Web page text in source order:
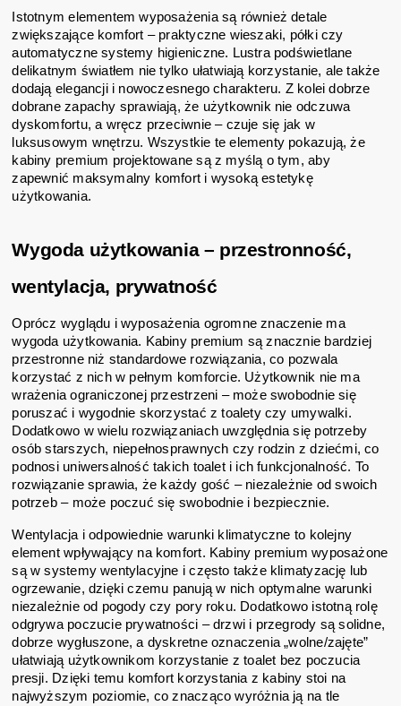
Istotnym elementem wyposażenia są również detale
zwiększające komfort – praktyczne wieszaki, półki czy
automatyczne systemy higieniczne. Lustra podświetlane
delikatnym światłem nie tylko ułatwiają korzystanie, ale także
dodają elegancji i nowoczesnego charakteru. Z kolei dobrze
dobrane zapachy sprawiają, że użytkownik nie odczuwa
dyskomfortu, a wręcz przeciwnie – czuje się jak w
luksusowym wnętrzu. Wszystkie te elementy pokazują, że
kabiny premium projektowane są z myślą o tym, aby
zapewnić maksymalny komfort i wysoką estetykę
użytkowania.
Wygoda użytkowania – przestronność,
wentylacja, prywatność
Oprócz wyglądu i wyposażenia ogromne znaczenie ma
wygoda użytkowania. Kabiny premium są znacznie bardziej
przestronne niż standardowe rozwiązania, co pozwala
korzystać z nich w pełnym komforcie. Użytkownik nie ma
wrażenia ograniczonej przestrzeni – może swobodnie się
poruszać i wygodnie skorzystać z toalety czy umywalki.
Dodatkowo w wielu rozwiązaniach uwzględnia się potrzeby
osób starszych, niepełnosprawnych czy rodzin z dziećmi, co
podnosi uniwersalność takich toalet i ich funkcjonalność. To
rozwiązanie sprawia, że każdy gość – niezależnie od swoich
potrzeb – może poczuć się swobodnie i bezpiecznie.
Wentylacja i odpowiednie warunki klimatyczne to kolejny
element wpływający na komfort. Kabiny premium wyposażone
są w systemy wentylacyjne i często także klimatyzację lub
ogrzewanie, dzięki czemu panują w nich optymalne warunki
niezależnie od pogody czy pory roku. Dodatkowo istotną rolę
odgrywa poczucie prywatności – drzwi i przegrody są solidne,
dobrze wygłuszone, a dyskretne oznaczenia „wolne/zajęte”
ułatwiają użytkownikom korzystanie z toalet bez poczucia
presji. Dzięki temu komfort korzystania z kabiny stoi na
najwyższym poziomie, co znacząco wyróżnia ją na tle